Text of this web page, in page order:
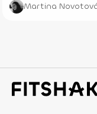
Martina